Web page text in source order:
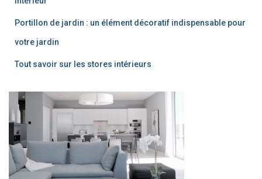
Portillon de jardin : un élément décoratif indispensable pour
votre jardin
Tout savoir sur les stores intérieurs